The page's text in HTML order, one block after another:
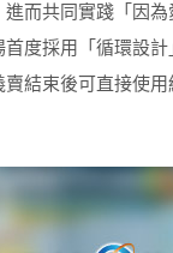
而共同實踐「因為
度採用「循環設
結束後可直接使用